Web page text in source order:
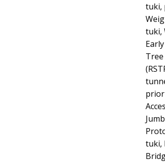
tuki,
tuki,
tuki,